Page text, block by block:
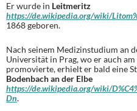
Er wurde in Leitmeritz
https://de.wikipedia.org/wiki/
1868 geboren.
Nach seinem Medizinstudium an
Universität in Prag, wo er auch am
promovierte, erhielt er bald eine
Bodenbach an der Elbe
https://de.wikipedia.org/wiki/
Dn.